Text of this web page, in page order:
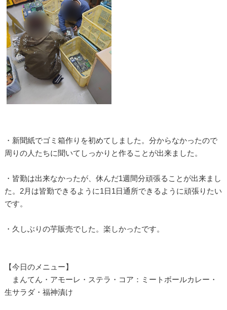
・新聞紙でゴミ箱作りを初めてしました。分からなかったので
周りの人たちに聞いてしっかりと作ることが出来ました。
・皆勤は出来なかったが、休んだ1週間分頑張ることが出来まし
た。2月は皆勤できるように1日1日通所できるように頑張りたい
です。
・久しぶりの芋販売でした。楽しかったです。
【今日のメニュー】
まんてん・アモーレ・ステラ・コア：ミートボールカレー・
生サラダ・福神漬け